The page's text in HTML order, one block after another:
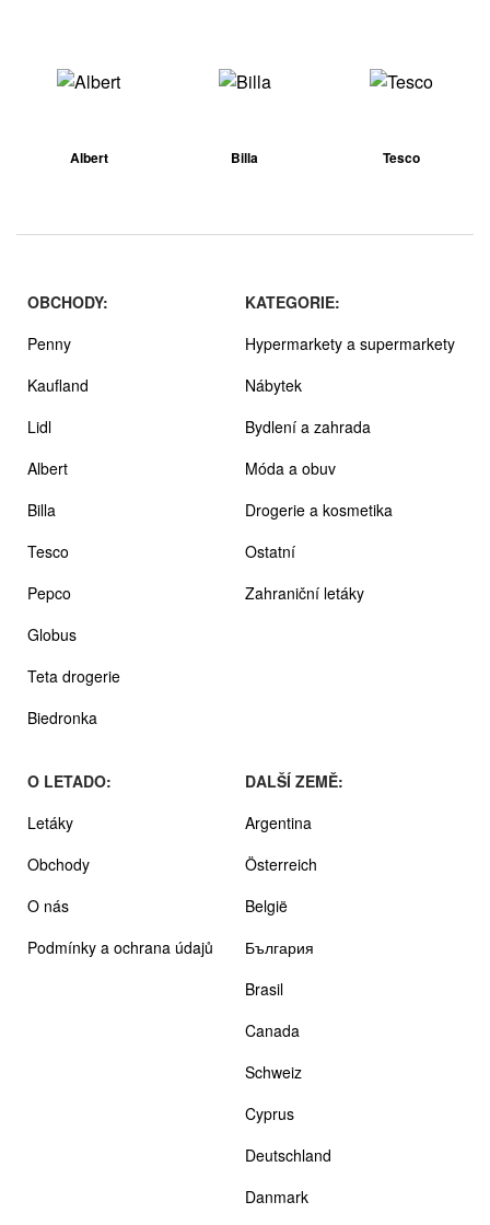
Albert Billa Tesco
OBCHODY:
Penny
Kaufland
Lidl
Albert
Billa
Tesco
Pepco
Globus
Teta drogerie
Biedronka
KATEGORIE:
Hypermarkety a supermarkety
Nábytek
Bydlení a zahrada
Móda a obuv
Drogerie a kosmetika
Ostatní
Zahraniční letáky
O LETADO:
Letáky
Obchody
O nás
Podmínky a ochrana údajů
DALŠÍ ZEMĚ:
Argentina
Österreich
België
България
Brasil
Canada
Schweiz
Cyprus
Deutschland
Danmark